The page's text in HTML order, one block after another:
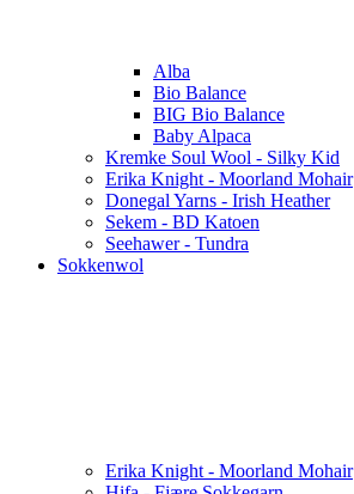
Alba
Bio Balance
BIG Bio Balance
Baby Alpaca
Kremke Soul Wool - Silky Kid
Erika Knight - Moorland Mohair
Donegal Yarns - Irish Heather
Sekem - BD Katoen
Seehawer - Tundra
Sokkenwol
Erika Knight - Moorland Mohair